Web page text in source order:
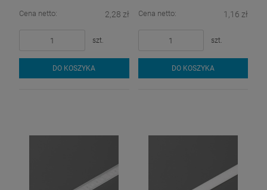
Cena netto: 2,28 zł
szt.
DO KOSZYKA
Cena netto: 1,16 zł
szt.
DO KOSZYKA